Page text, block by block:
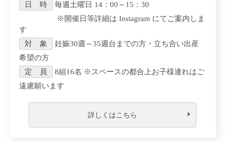
日 時
毎週土曜日 14：00～15：30
※開催日等詳細は Instagram にてご案内しま
す
対 象
妊娠30週～35週台までの方・立ち合い出産
希望の方
定 員
8組16名 ※スペースの都合上お子様連れはご
遠慮願います
詳しくはこちら